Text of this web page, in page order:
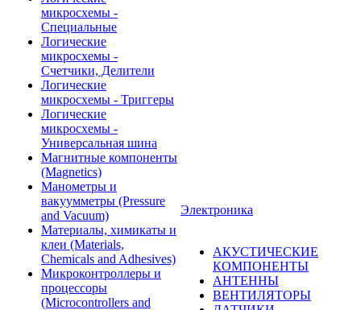
микросхемы -
Специальные
Логические
микросхемы -
Счетчики, Делители
Логические
микросхемы - Триггеры
Логические
микросхемы -
Универсальная шина
Магнитные компоненты
(Magnetics)
Манометры и
вакуумметры (Pressure
and Vacuum)
Материалы, химикаты и
клеи (Materials,
Chemicals and Adhesives)
Микроконтроллеры и
процессоры
(Microcontrollers and
Электроника
АКУСТИЧЕСКИЕ
КОМПОНЕНТЫ
АНТЕННЫ
ВЕНТИЛЯТОРЫ